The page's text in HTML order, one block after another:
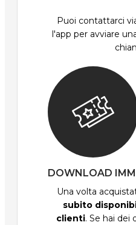
Puoi contattarci
l'app per avviare
DOWNLOAD
Una volta
subito
clienti. Se hai dei